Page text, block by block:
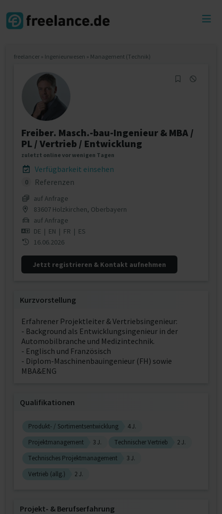
freelancer » Ingenieurwesen » Management (Technik)
Freiber. Masch.-bau-Ingenieur & MBA /
PL / Vertrieb / Entwicklung
zuletzt online vor wenigen Tagen
Verfügbarkeit einsehen
0 Referenzen
auf Anfrage
83607 Holzkirchen, Oberbayern
auf Anfrage
DE | EN | FR | ES
16.06.2026
Jetzt registrieren & Kontakt aufnehmen
Kurzvorstellung
Erfahrener Projektleiter & Vertriebsingenieur:
- Background als Entwicklungsingenieur in der
Automobilbranche und Medizintechnik.
- Englisch und Französisch
- Diplom-Maschinenbauingenieur (FH) sowie
MBA&ENG
Qualifikationen
Produkt- / Sortimentsentwicklung
4 J.
Projektmanagement
3 J. Technischer Vertrieb
2 J.
Technisches Projektmanagement
3 J.
Vertrieb (allg.)
2 J.
Projekt‐ & Berufserfahrung